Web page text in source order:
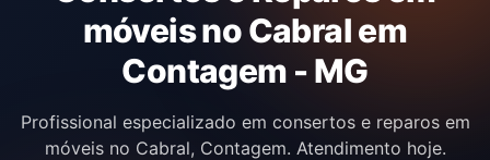
móveis no Cabral em
Contagem - MG
Profissional especializado em consertos e reparos em
móveis no Cabral, Contagem. Atendimento hoje.